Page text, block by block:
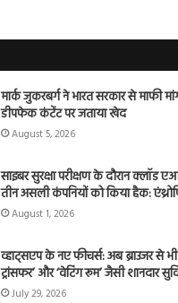
मार्क जुकरबर्ग ने भारत सरकार से माफी
डीपफेक कंटेंट पर जताया खेद
August 5, 2026
साइबर सुरक्षा परीक्षण के दौरान क्लॉड
तीन असली कंपनियों को किया हैक:
August 1, 2026
व्हाट्सएप के नए फीचर्स: अब ब्राउजर से
ट्रांसफर’ और ‘वेटिंग रूम’ जैसी शानदार
July 29, 2026